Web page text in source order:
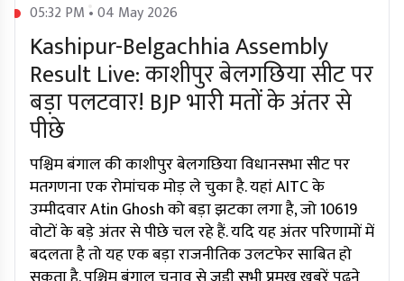
05:32 PM • 04 May 2026
Kashipur-Belgachhia Assembly
Result Live: काशीपुर बेलगछिया सीट पर
बड़ा पलटवार! BJP भारी मतों के अंतर से
पीछे
पश्चिम बंगाल की काशीपुर बेलगछिया विधानसभा सीट पर
मतगणना एक रोमांचक मोड़ ले चुका है. यहां AITC के
उम्मीदवार Atin Ghosh को बड़ा झटका लगा है, जो 10619
वोटों के बड़े अंतर से पीछे चल रहे हैं. यदि यह अंतर परिणामों में
बदलता है तो यह एक बड़ा राजनीतिक उलटफेर साबित हो